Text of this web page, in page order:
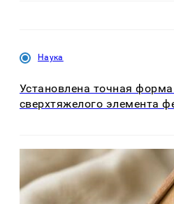
Наука
Установлена точная
сверхтяжелого элемента